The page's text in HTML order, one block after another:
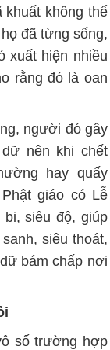
không thể
đã từng sống,
xuất hiện nhiều
rằng đó là oan
người đó gây
nên khi chết
hay quấy
giáo có Lễ
siêu độ, giúp
siêu thoát,
bám chấp nơi
số trường hợp